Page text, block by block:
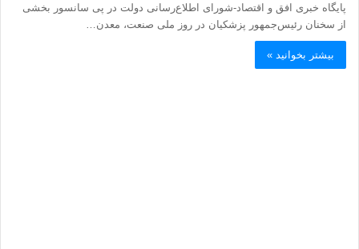
پایگاه خبری افق و اقتصاد-شورای اطلاع‌رسانی دولت در پی سانسور بخشی
از سخنان رئیس‌جمهور پزشکیان در روز ملی صنعت، معدن…
بیشتر بخوانید »